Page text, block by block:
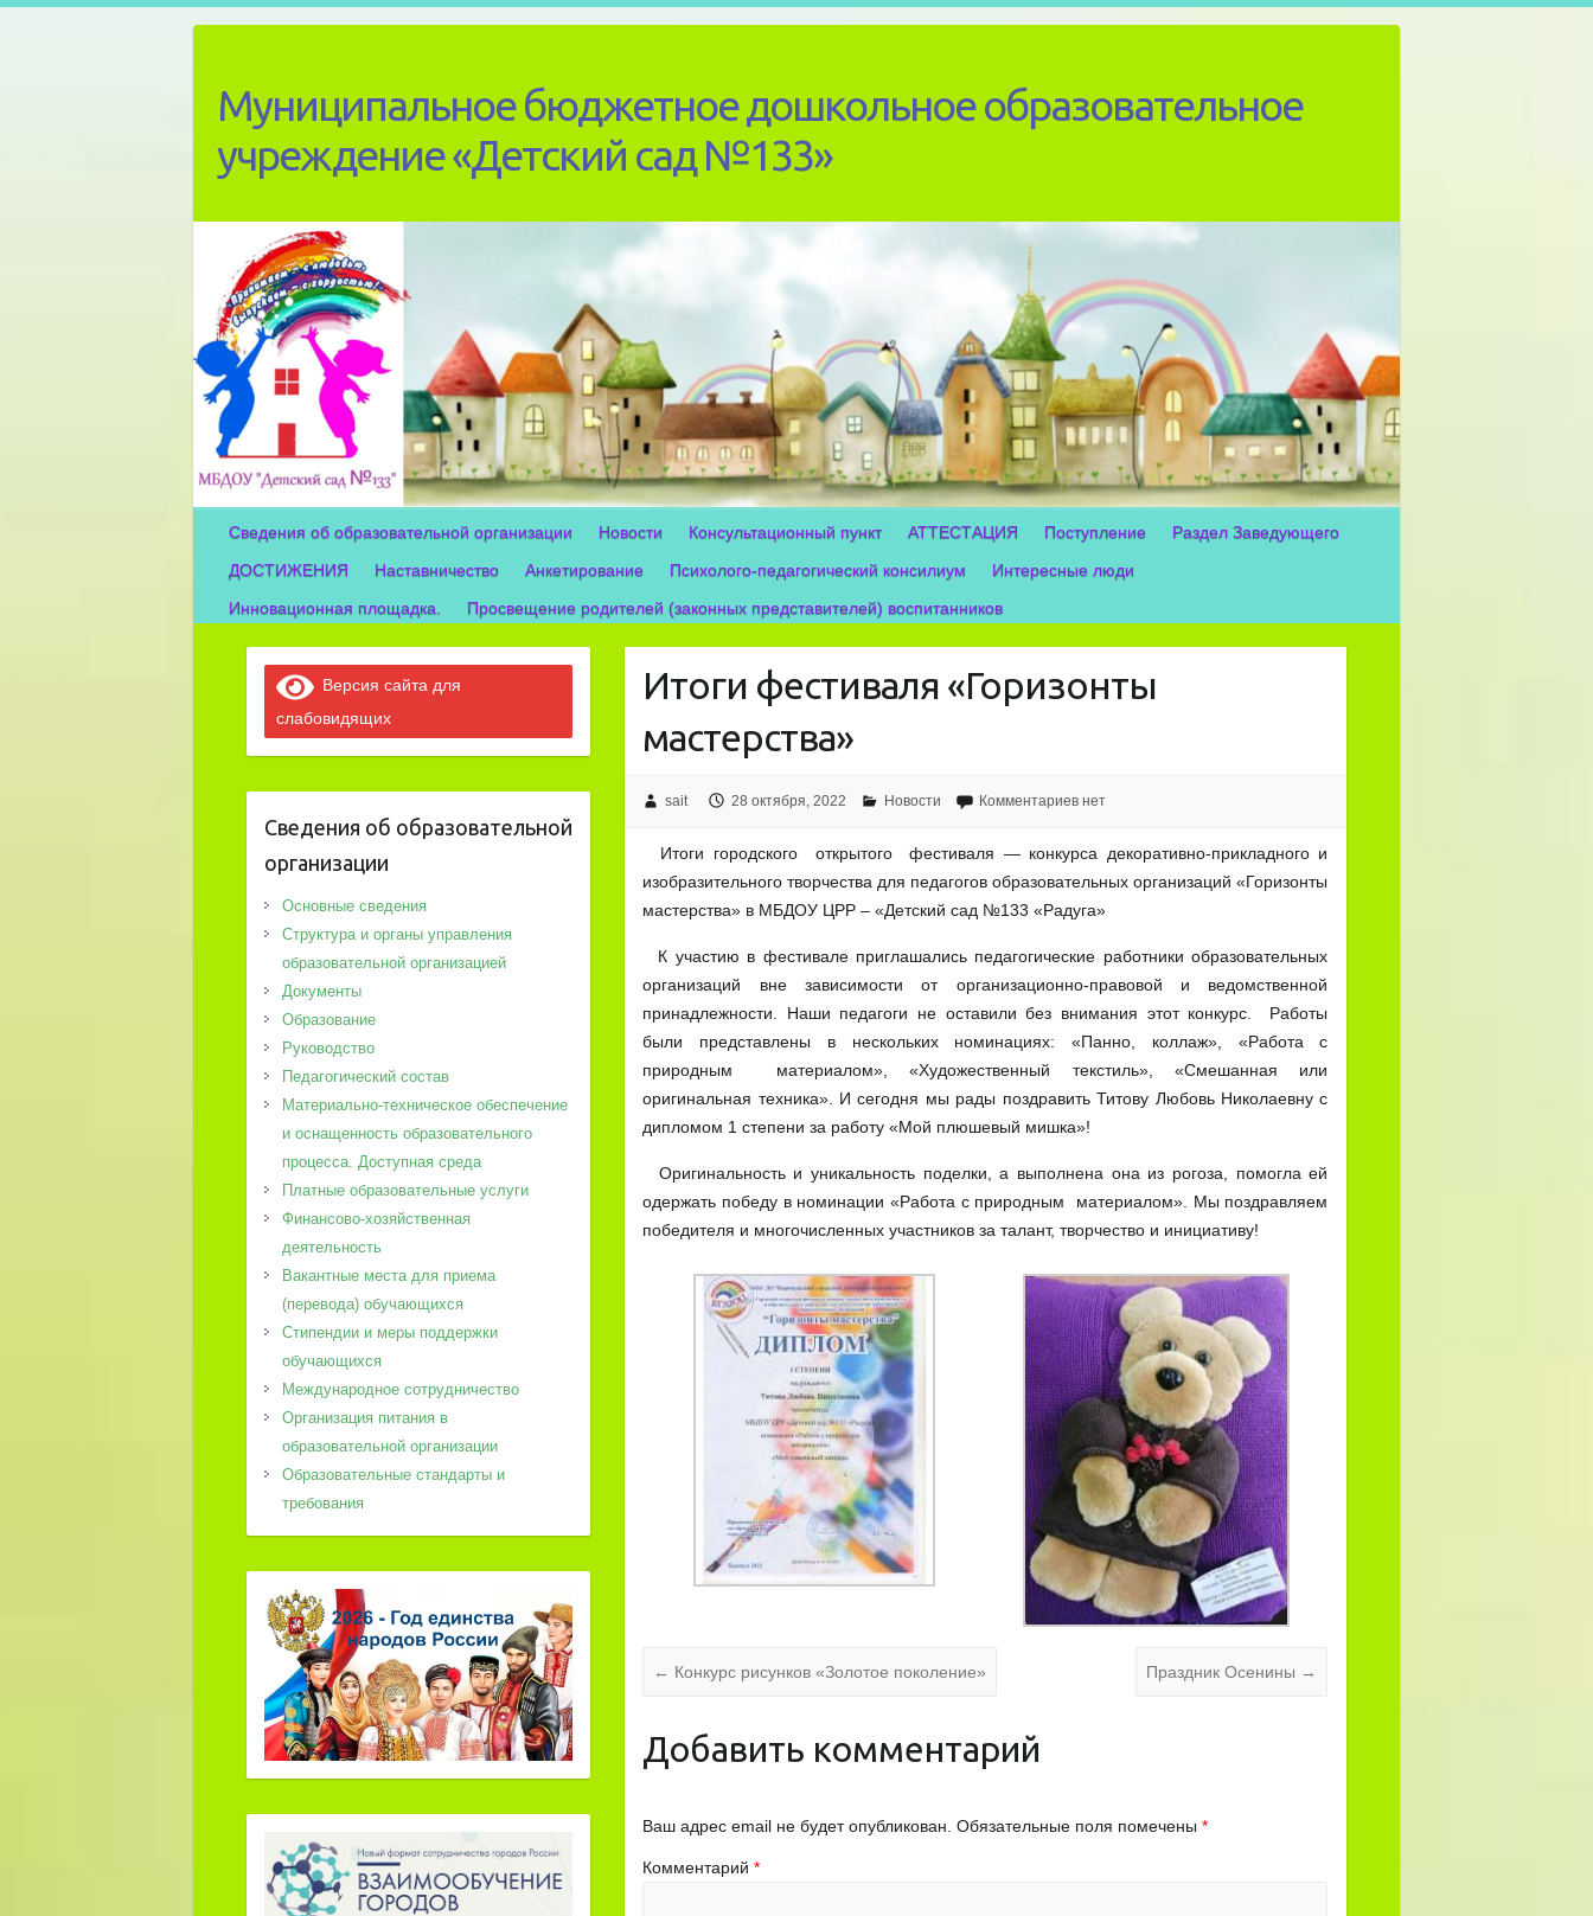
Муниципальное бюджетное дошкольное образовательное
учреждение «Детский сад №133»
Сведения об образовательной организации Новости Консультационный пункт АТТЕСТАЦИЯ Поступление
Раздел Заведующего
ДОСТИЖЕНИЯ
Наставничество Анкетирование Психолого-педагогический консилиум
Интересные люди
Инновационная площадка.
Просвещение родителей (законных представителей) воспитанников
Итоги фестиваля «Горизонты
мастерства»
sait 28 октября, 2022 Новости Комментариев нет
Итоги городского открытого фестиваля — конкурса декоративно-прикладного и
изобразительного творчества для педагогов образовательных организаций «Горизонты
мастерства» в МБДОУ ЦРР – «Детский сад №133 «Радуга»
К участию в фестивале приглашались педагогические работники образовательных
организаций вне зависимости от организационно-правовой и ведомственной
принадлежности. Наши педагоги не оставили без внимания этот конкурс. Работы
были представлены в нескольких номинациях: «Панно, коллаж», «Работа с
природным материалом», «Художественный текстиль», «Смешанная или
оригинальная техника». И сегодня мы рады поздравить Титову Любовь Николаевну с
дипломом 1 степени за работу «Мой плюшевый мишка»!
Оригинальность и уникальность поделки, а выполнена она из рогоза, помогла ей
одержать победу в номинации «Работа с природным материалом». Мы поздравляем
победителя и многочисленных участников за талант, творчество и инициативу!
← Конкурс рисунков «Золотое поколение» Праздник Осенины →
Добавить комментарий
Ваш адрес email не будет опубликован. Обязательные поля помечены*
Комментарий*
Версия сайта для
слабовидящих
Сведения об образовательной
организации
Основные сведения
Структура и органы управления
образовательной организацией
Документы
Образование
Руководство
Педагогический состав
Материально-техническое обеспечение
и оснащенность образовательного
процесса. Доступная среда
Платные образовательные услуги
Финансово-хозяйственная
деятельность
Вакантные места для приема
(перевода) обучающихся
Стипендии и меры поддержки
обучающихся
Международное сотрудничество
Организация питания в
образовательной организации
Образовательные стандарты и
требования